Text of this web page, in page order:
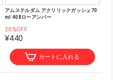
アムステルダム アクリリックガッシュ70
ml 408ローアンバー
20%OFF
¥440
カートに入れる